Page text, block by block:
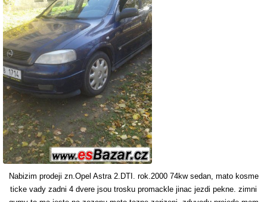
Nabizim prodeji zn.Opel Astra 2.DTI. rok.2000 74kw sedan, mato kosme
ticke vady zadni 4 dvere jsou trosku promackle jinac jezdi pekne. zimni